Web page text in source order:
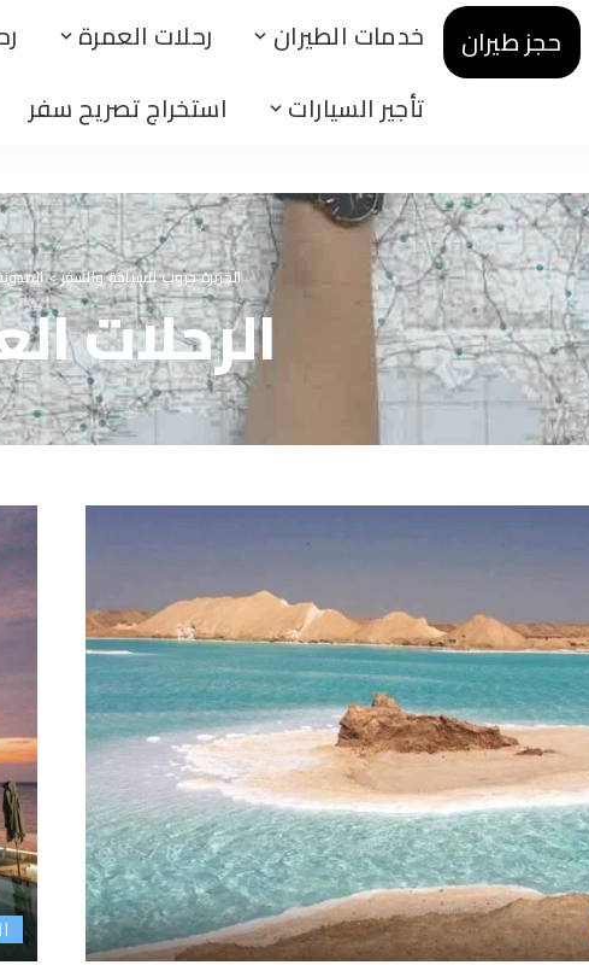
حجز طيران خدمات الطيران رحلات العمرة
تأجير السيارات
استخراج تصريح سفر
الجزيرة جروب للسياحة والسفر>
الرحلات